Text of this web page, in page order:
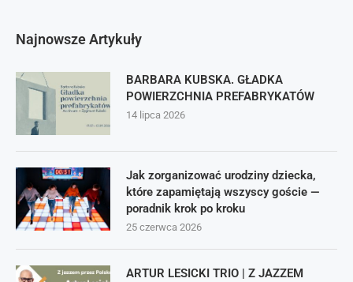
Najnowsze Artykuły
BARBARA KUBSKA. GŁADKA
POWIERZCHNIA PREFABRYKATÓW
14 lipca 2026
Jak zorganizować urodziny dziecka,
które zapamiętają wszyscy goście —
poradnik krok po kroku
25 czerwca 2026
ARTUR LESICKI TRIO | Z JAZZEM